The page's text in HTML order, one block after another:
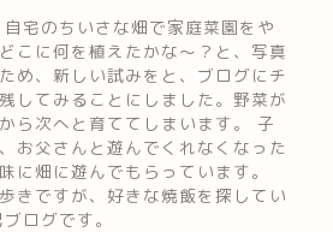
宅のちいさな畑で家庭菜園をや
こに何を植えたかな～？と、写真
め、新しい試みをと、ブログにチ
してみることにしました。野菜が
ら次へと育ててしまいます。 子
お父さんと遊んでくれなくなった
に畑に遊んでもらっています。
きですが、好きな焼飯を探してい
ログです。